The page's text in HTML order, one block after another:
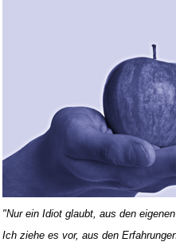
"Nur ein Idiot glaubt, aus den
Ich ziehe es vor, aus den